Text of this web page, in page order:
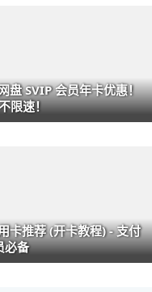
盘 SVIP 会员年卡优惠！
限速！
卡推荐 (开卡教程) - 支付
必备